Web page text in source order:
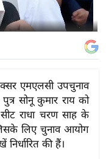
एमएलसी उपचुनाव
सोनू कुमार राय को
सीट राधा चरण साह के
लिए चुनाव आयोग
की हैं।